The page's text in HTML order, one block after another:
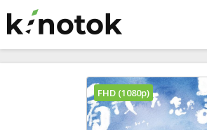
FHD (1080p)